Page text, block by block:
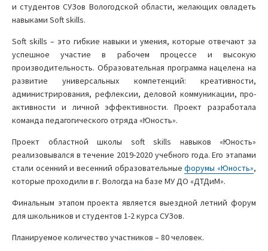
и студентов СУЗов Вологодской области, желающих овладеть
навыками Soft skills.
Soft skills – это гибкие навыки и умения, которые отвечают за
успешное участие в рабочем процессе и высокую
производительность. Образовательная программа нацелена на
развитие универсальных компетенций: креативности,
администрирования, рефлексии, деловой коммуникации, про-
активности и личной эффективности. Проект разработала
команда педагогического отряда «Юность».
Проект областной школы soft skills навыков «Юность»
реализовывался в течение 2019-2020 учебного года. Его этапами
стали осенний и весенний образовательныефорумы «Юность»,
которые проходили в г. Вологда на базе МУ ДО «ДТДиМ».
Финальным этапом проекта является выездной летний форум
для школьников и студентов 1-2 курса СУЗов.
Планируемое количество участников – 80 человек.